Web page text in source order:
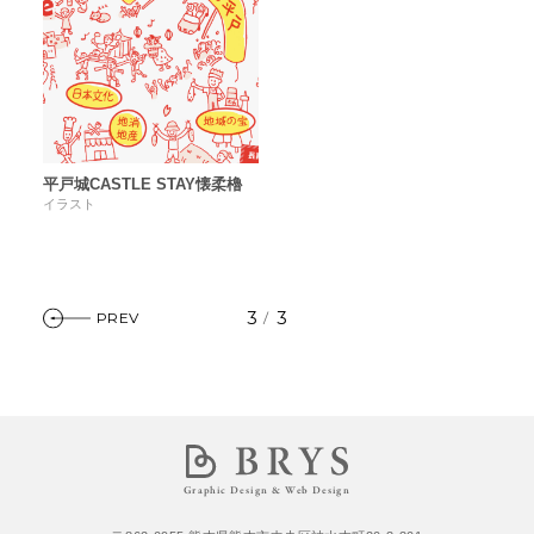
平戸城CASTLE STAY懐柔櫓
イラスト
PREV 3 / 3
Graphic Design & Web Design